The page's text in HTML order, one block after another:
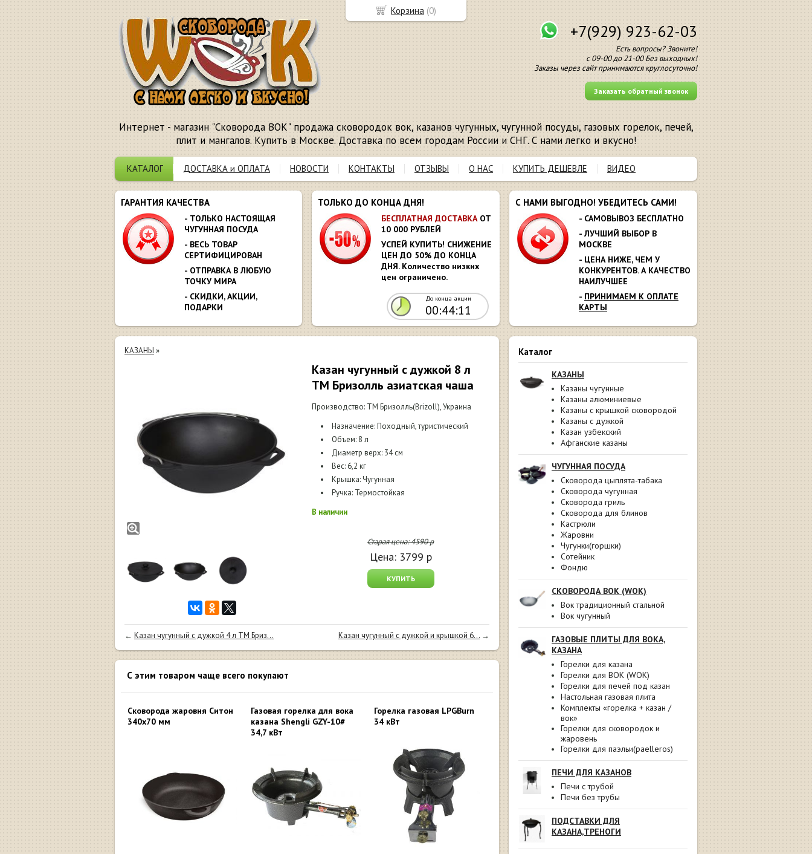
+7(929) 923-62-03
Есть вопросы? Звоните!
с 09-00 до 21-00 Без выходных!
Заказы через сайт принимаются круглосуточно!
Заказать обратный звонок
Интернет - магазин "Сковорода ВОК" продажа сковородок вок, казанов чугунных, чугунной посуды, газовых горелок, печей,
плит и мангалов. Купить в Москве. Доставка по всем городам России и СНГ. С нами легко и вкусно!
КАТАЛОГ ДОСТАВКА и ОПЛАТА НОВОСТИ КОНТАКТЫ ОТЗЫВЫ О НАС КУПИТЬ ДЕШЕВЛЕ ВИДЕО
ГАРАНТИЯ КАЧЕСТВА
- ТОЛЬКО НАСТОЯЩАЯ
ЧУГУННАЯ ПОСУДА
- ВЕСЬ ТОВАР
СЕРТИФИЦИРОВАН
- ОТПРАВКА В ЛЮБУЮ
ТОЧКУ МИРА
- СКИДКИ, АКЦИИ,
ПОДАРКИ
ТОЛЬКО ДО КОНЦА ДНЯ!
БЕСПЛАТНАЯ ДОСТАВКА ОТ
10 000 РУБЛЕЙ
УСПЕЙ КУПИТЬ! СНИЖЕНИЕ
ЦЕН ДО 50% ДО КОНЦА
ДНЯ. Количество низких
цен ограничено.
До конца акции
00:44:10
С НАМИ ВЫГОДНО! УБЕДИТЕСЬ САМИ!
- САМОВЫВОЗ БЕСПЛАТНО
- ЛУЧШИЙ ВЫБОР В
МОСКВЕ
- ЦЕНА НИЖЕ, ЧЕМ У
КОНКУРЕНТОВ. А КАЧЕСТВО
НАИЛУЧШЕЕ
- ПРИНИМАЕМ К ОПЛАТЕ
КАРТЫ
Каталог
КАЗАНЫ
Казаны чугунные
Казаны алюминиевые
Казаны с крышкой сковородой
Казаны с дужкой
Казан узбекский
Афганские казаны
ЧУГУННАЯ ПОСУДА
Сковорода цыплята-табака
Сковорода чугунная
Сковорода гриль
Сковорода для блинов
Кастрюли
Жаровни
Чугунки(горшки)
Сотейник
Фондю
СКОВОРОДА ВОК (WOK)
Вок традиционный стальной
Вок чугунный
ГАЗОВЫЕ ПЛИТЫ ДЛЯ ВОКА,
КАЗАНА
Горелки для казана
Горелки для ВОК (WOK)
Горелки для печей под казан
Настольная газовая плита
Комплекты «горелка + казан /
вок»
Горелки для сковородок и
жаровень
Горелки для паэльи(paelleros)
ПЕЧИ ДЛЯ КАЗАНОВ
Печи с трубой
Печи без трубы
ПОДСТАВКИ ДЛЯ
КАЗАНА,ТРЕНОГИ
КАЗАНЫ »
Казан чугунный с дужкой 8 л
ТМ Бризолль азиатская чаша
Производство: ТМ Бризолль(Brizoll), Украина
Назначение: Походный, туристический
Объем: 8 л
Диаметр верх: 34 см
Вес: 6,2 кг
Крышка: Чугунная
Ручка: Термостойкая
В наличии
Старая цена:4590р
Цена: 3799 р
КУПИТЬ
← Казан чугунный с дужкой 4 л ТМ Бриз... Казан чугунный с дужкой и крышкой 6... →
С этим товаром чаще всего покупают
Сковорода жаровня Ситон
340х70 мм
Газовая горелка для вока
казана Shengli GZY-10#
34,7 кВт
Горелка газовая LPGBurn
34 кВт
Корзина (0)